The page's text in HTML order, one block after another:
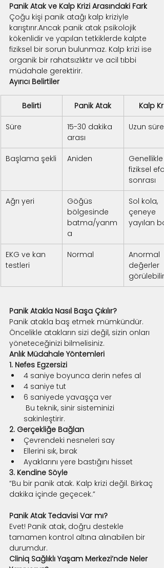
Panik Atak ve Kalp Krizi Arasındaki Fark
Çoğu kişi panik atağı kalp kriziyle
karıştırır.Ancak panik atak psikolojik
kökenlidir ve yapılan tetkiklerde kalpte
fiziksel bir sorun bulunmaz. Kalp krizi ise
organik bir rahatsızlıktır ve acil tıbbi
müdahale gerektirir.
Ayırıcı Belirtiler
Belirti Panik Atak Kalp
Süre
15-30 dakika
arası
Uzun
Başlama şekli Aniden
Genellikle
fiziksel efor
sonrası
Ağrı yeri
Göğüs
bölgesinde
batma/yanm
a
Sol kola,
çeneye
yayılan
EKG ve kan
testleri
Normal
Anormal
değerler
görülebilir
Panik Atakla Nasıl Başa Çıkılır?
Panik atakla baş etmek mümkündür.
Öncelikle atakların sizi değil, sizin onları
yöneteceğinizi bilmelisiniz.
Anlık Müdahale Yöntemleri
1. Nefes Egzersizi
4 saniye boyunca derin nefes al
4 saniye tut
6 saniyede yavaşça ver
sakinleştirir.
2. Gerçekliğe Bağlan
Çevrendeki nesneleri say
Ellerini sık, bırak
Ayaklarını yere bastığını hisset
3. Kendine Söyle
“Bu bir panik atak. Kalp krizi değil. Birkaç
dakika içinde geçecek.”
Panik Atak Tedavisi Var mı?
Evet! Panik atak, doğru destekle
tamamen kontrol altına alınabilen bir
durumdur.
Cliniq Sağlıklı Yaşam Merkezi’nde Neler